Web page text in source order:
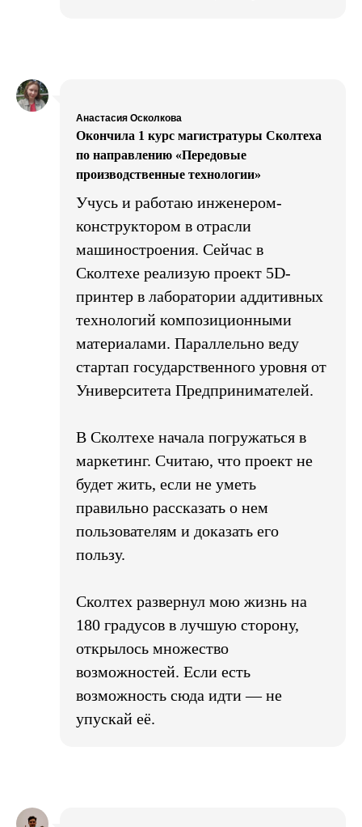
Анастасия Осколкова
Окончила 1 курс магистратуры Сколтеха
по направлению «Передовые
производственные технологии»
Учусь и работаю инженером-
конструктором в отрасли
машиностроения. Сейчас в
Сколтехе реализую проект 5D-
принтер в лаборатории аддитивных
технологий композиционными
материалами. Параллельно веду
стартап государственного уровня от
Университета Предпринимателей.
В Сколтехе начала погружаться в
маркетинг. Считаю, что проект не
будет жить, если не уметь
правильно рассказать о нем
пользователям и доказать его
пользу.
Сколтех развернул мою жизнь на
180 градусов в лучшую сторону,
открылось множество
возможностей. Если есть
возможность сюда идти — не
упускай её.